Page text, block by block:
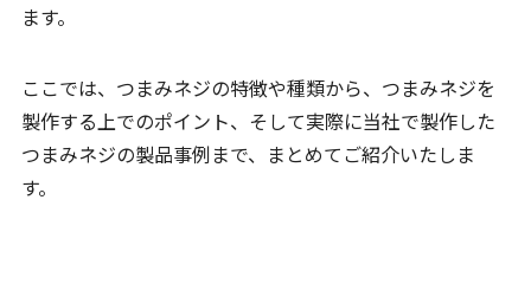
ます。
ここでは、つまみネジの特徴や種類から、つまみネジを
製作する上でのポイント、そして実際に当社で製作した
つまみネジの製品事例まで、まとめてご紹介いたしま
す。